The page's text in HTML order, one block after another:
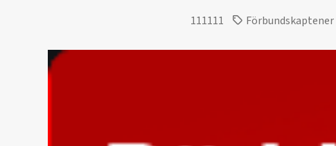
111111 Förbundskaptener